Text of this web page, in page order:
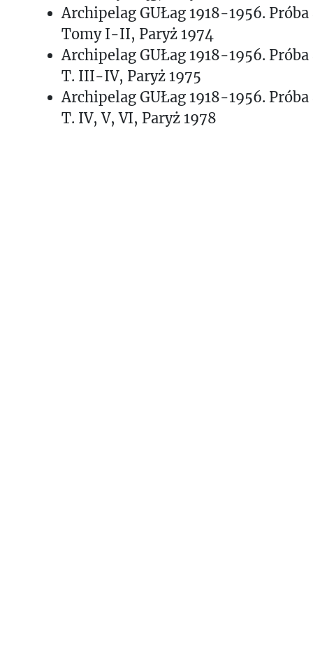
Archipelag GUŁag 1918-1956.
Tomy I-II, Paryż 1974
Archipelag GUŁag 1918-1956.
T. III-IV, Paryż 1975
Archipelag GUŁag 1918-1956.
T. IV, V, VI, Paryż 1978